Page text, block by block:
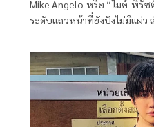
Mike Angelo หรือ “ไมค์-พิรัช
ระดับแถวหน้าที่ยังปังไม่มีแผ่ว
NaisnoW ณ Pavilion KL เมื่อ